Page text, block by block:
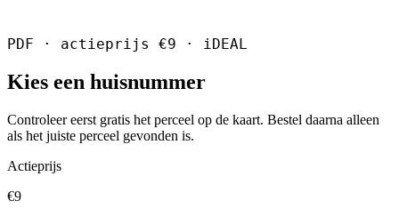
PDF · actieprijs €9 · iDEAL
Kies een huisnummer
Controleer eerst gratis het perceel op de kaart. Bestel daarna alleen
als het juiste perceel gevonden is.
Actieprijs
€9